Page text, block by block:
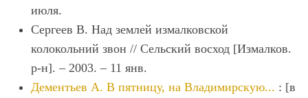
июля.
Сергеев В. Над землей измалковской
колокольний звон // Сельский восход [Измалков.
р-н]. – 2003. – 11 янв.
Дементьев А. В пятницу, на Владимирскую... : [в